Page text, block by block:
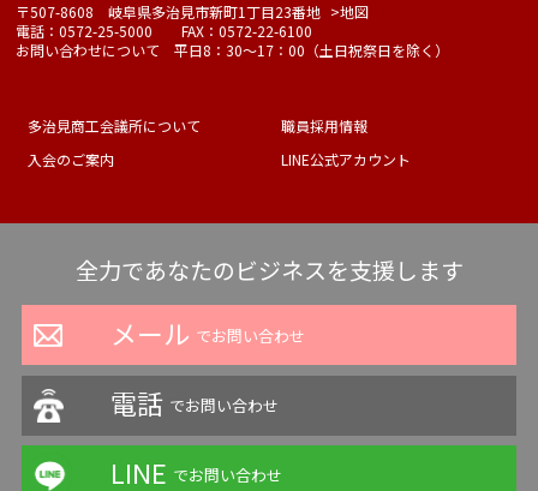
〒507-8608 岐阜県多治見市新町1丁目23番地 >地図
電話：0572-25-5000 FAX：0572-22-6100
お問い合わせについて 平日8：30～17：00（土日祝祭日を除く）
多治見商工会議所について
職員採用情報
入会のご案内
LINE公式アカウント
全力であなたのビジネスを支援します
メール でお問い合わせ
電話 でお問い合わせ
LINE でお問い合わせ